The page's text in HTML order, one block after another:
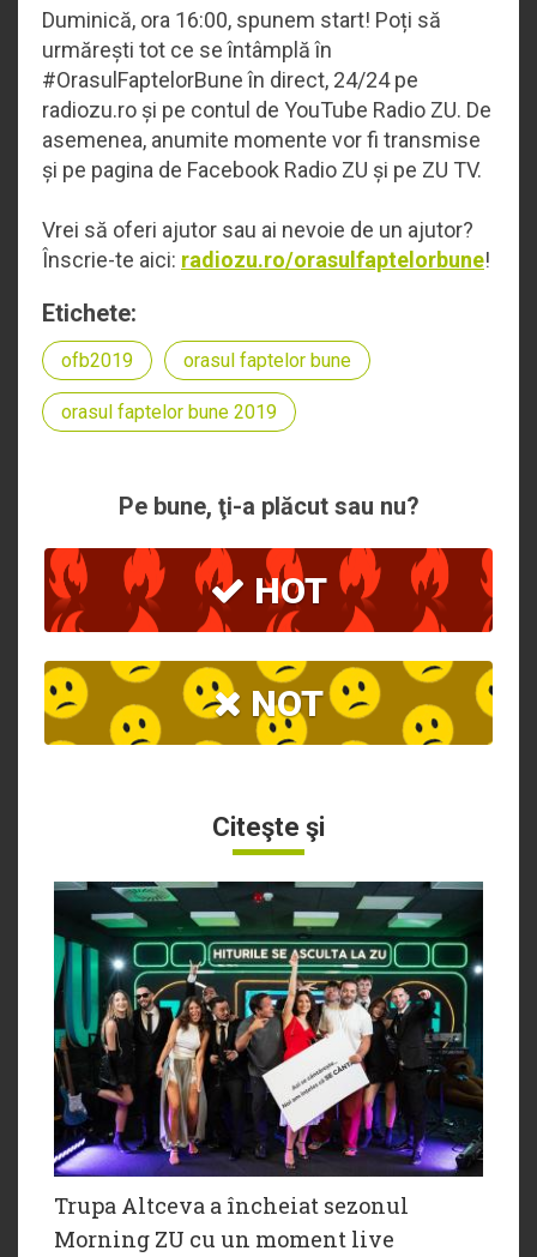
Duminică, ora 16:00, spunem start! Poți să
urmărești tot ce se întâmplă în
#OrasulFaptelorBune în direct, 24/24 pe
radiozu.ro și pe contul de YouTube Radio ZU. De
asemenea, anumite momente vor fi transmise
și pe pagina de Facebook Radio ZU și pe ZU TV.
Vrei să oferi ajutor sau ai nevoie de un ajutor?
Înscrie-te aici: radiozu.ro/orasulfaptelorbune!
Etichete:
ofb2019 orasul faptelor bune
orasul faptelor bune 2019
Pe bune, ţi-a plăcut sau nu?
HOT
NOT
Citeşte şi
Trupa Altceva a încheiat sezonul
Morning ZU cu un moment live